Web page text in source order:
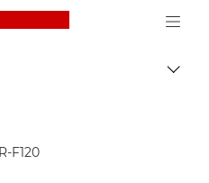
Canon Logo, back